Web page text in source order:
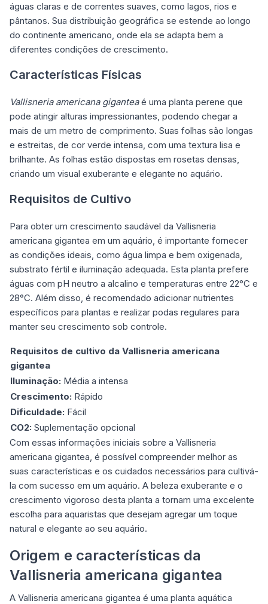
águas claras e de correntes suaves, como lagos, rios e
pântanos. Sua distribuição geográfica se estende ao longo
do continente americano, onde ela se adapta bem a
diferentes condições de crescimento.
Características Físicas
Vallisneria americana giganteaé uma planta perene que
pode atingir alturas impressionantes, podendo chegar a
mais de um metro de comprimento. Suas folhas são longas
e estreitas, de cor verde intensa, com uma textura lisa e
brilhante. As folhas estão dispostas em rosetas densas,
criando um visual exuberante e elegante no aquário.
Requisitos de Cultivo
Para obter um crescimento saudável da Vallisneria
americana gigantea em um aquário, é importante fornecer
as condições ideais, como água limpa e bem oxigenada,
substrato fértil e iluminação adequada. Esta planta prefere
águas com pH neutro a alcalino e temperaturas entre 22°C e
28°C. Além disso, é recomendado adicionar nutrientes
específicos para plantas e realizar podas regulares para
manter seu crescimento sob controle.
Requisitos de cultivo da Vallisneria americana
gigantea
Iluminação: Média a intensa
Crescimento: Rápido
Dificuldade: Fácil
CO2: Suplementação opcional
Com essas informações iniciais sobre a Vallisneria
americana gigantea, é possível compreender melhor as
suas características e os cuidados necessários para cultivá-
la com sucesso em um aquário. A beleza exuberante e o
crescimento vigoroso desta planta a tornam uma excelente
escolha para aquaristas que desejam agregar um toque
natural e elegante ao seu aquário.
Origem e características da
Vallisneria americana gigantea
A Vallisneria americana gigantea é uma planta aquática